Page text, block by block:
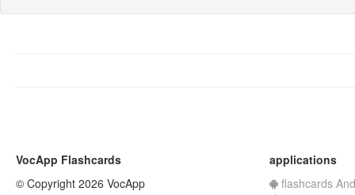
VocApp Flashcards
© Copyright 2026 VocApp
applications
flashcards